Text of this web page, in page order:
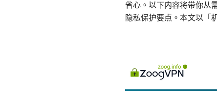
省心。以下内容将带你从
隐私保护要点。本文以「